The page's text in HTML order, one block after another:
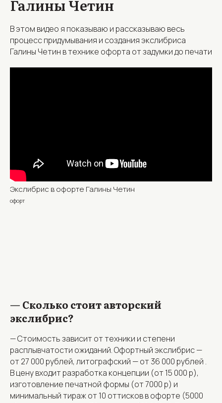
Галины Четин
В этом видео я показываю и рассказываю весь
процесс придумывания и создания экслибриса
Галины Четин в технике офорта от задумки до печати
Экслибрис в офорте Галины Четин
офорт
— Сколько стоит авторский
экслибрис?
— Стоимость зависит от техники и степени
расплывчатости ожиданий. Офортный экслибрис —
от 27 000 рублей, литографский — от 36 000 рублей .
В цену входит разработка концепции (от 15 000 р),
изготовление печатной формы (от 7000 р) и
минимальный тираж от 10 оттисков в офорте (5000